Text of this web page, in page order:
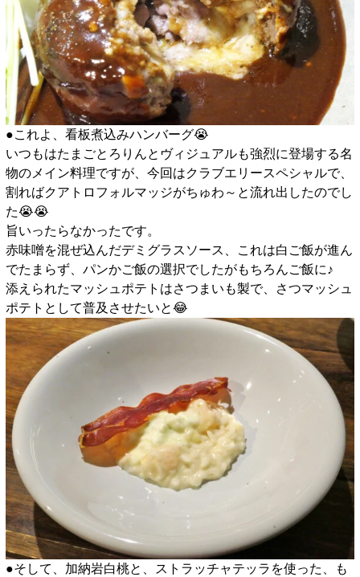
●これよ、看板煮込みハンバーグ😭
いつもはたまごとろりんとヴィジュアルも強烈に登場する名
物のメイン料理ですが、今回はクラブエリースペシャルで、
割ればクアトロフォルマッジがちゅわ～と流れ出したのでし
た😭😭
旨いったらなかったです。
赤味噌を混ぜ込んだデミグラスソース、これは白ご飯が進ん
でたまらず、パンかご飯の選択でしたがもちろんご飯に♪
添えられたマッシュポテトはさつまいも製で、さつマッシュ
ポテトとして普及させたいと😂
●そして、加納岩白桃と、ストラッチャテッラを使った、も